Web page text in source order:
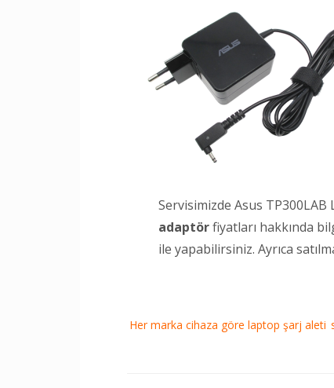
Servisimizde Asus
adaptörfiyatları hakkında
ile yapabilirsiniz. Ayrıca
Her marka cihaza göre laptop şarj aleti